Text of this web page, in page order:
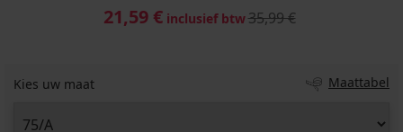
21,59 € inclusief btw35,99 €
Kies uw maat Maattabel